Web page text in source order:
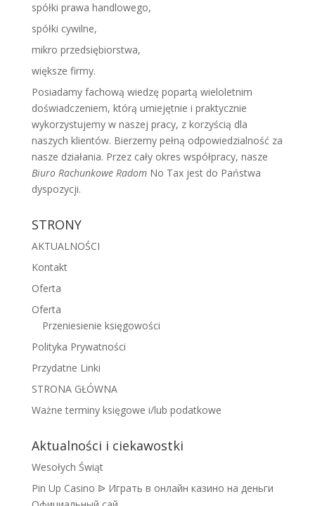
spółki prawa handlowego,
spółki cywilne,
mikro przedsiębiorstwa,
większe firmy.
Posiadamy fachową wiedzę popartą wieloletnim
doświadczeniem, którą umiejętnie i praktycznie
wykorzystujemy w naszej pracy, z korzyścią dla
naszych klientów. Bierzemy pełną odpowiedzialność za
nasze działania. Przez cały okres współpracy, nasze
Biuro Rachunkowe RadomNo Tax jest do Państwa
dyspozycji.
STRONY
AKTUALNOŚCI
Kontakt
Oferta
Oferta
Przeniesienie księgowości
Polityka Prywatności
Przydatne Linki
STRONA GŁÓWNA
Ważne terminy księgowe i/lub podatkowe
Aktualności i ciekawostki
Wesołych Świąt
Pin Up Casino ᐉ Играть в онлайн казино на деньги